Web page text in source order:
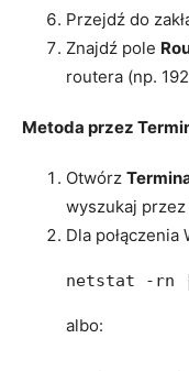
Przejdź do
Znajdź pole
routera (np.
Metoda przez
Otwórz
wyszukaj
Dla połączenia
netstat -rn
albo: